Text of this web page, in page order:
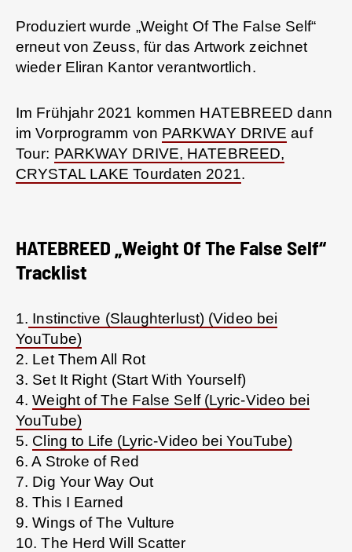
Produziert wurde „Weight Of The False Self“
erneut von Zeuss, für das Artwork zeichnet
wieder Eliran Kantor verantwortlich.
Im Frühjahr 2021 kommen HATEBREED dann
im Vorprogramm von PARKWAY DRIVE auf
Tour: PARKWAY DRIVE, HATEBREED,
CRYSTAL LAKE Tourdaten 2021.
HATEBREED „Weight Of The False Self“
Tracklist
1. Instinctive (Slaughterlust) (Video bei
YouTube)
2. Let Them All Rot
3. Set It Right (Start With Yourself)
4.Weight of The False Self (Lyric-Video bei
YouTube)
5. Cling to Life (Lyric-Video bei YouTube)
6. A Stroke of Red
7. Dig Your Way Out
8. This I Earned
9. Wings of The Vulture
10. The Herd Will Scatter